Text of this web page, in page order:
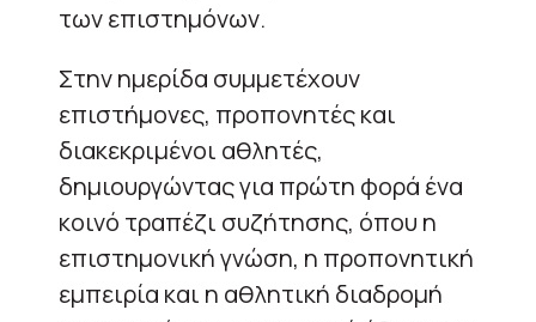
των επιστημόνων.
Στην ημερίδα συμμετέχουν
επιστήμονες, προπονητές και
διακεκριμένοι αθλητές,
δημιουργώντας για πρώτη φορά ένα
κοινό τραπέζι συζήτησης, όπου η
επιστημονική γνώση, η προπονητική
εμπειρία και η αθλητική διαδρομή